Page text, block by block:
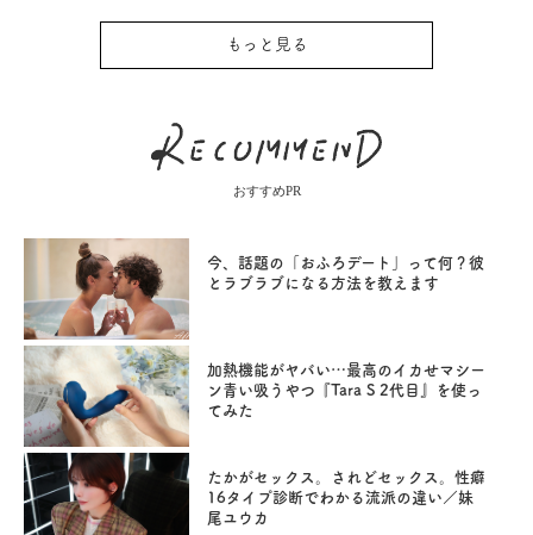
もっと見る
おすすめPR
今、話題の「おふろデート」って何？彼
とラブラブになる方法を教えます
加熱機能がヤバい…最高のイカせマシー
ン青い吸うやつ『Tara S 2代目』を使っ
てみた
たかがセックス。されどセックス。性癖
16タイプ診断でわかる流派の違い／妹
尾ユウカ